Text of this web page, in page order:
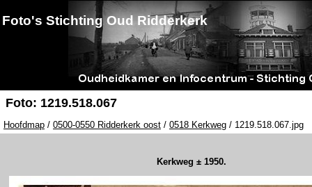
Foto's Stichting Oud Ridderkerk
Foto: 1219.518.067
Hoofdmap / 0500-0550 Ridderkerk oost / 0518 Kerkweg / 1219.518.067.jpg
Kerkweg ± 1950.